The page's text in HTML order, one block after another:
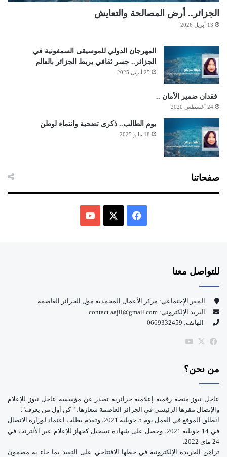
الجزائر.. أرض المصالحة والتعايش
13 أبريل 2026
المهرجان الدولي للموسيقى السمفونية في
الجزائر.. جسر ثقافي يربط الجزائر بالعالم
25 أبريل 2025
فقدان ضمير الأمان ..
24 أغسطس 2020
يوم الطالب.. ذكرى تضحية وانتماء لوطن
18 مايو 2025
صفحاتنا
و
ك
للتواصل معنا
المقر الإجتماعي: مركز الأعمال المحمدية مول الجزائر العاصمة.
البريد الإلكتروني: contact.aajil@gmail.com
الهاتف: 0669332459
فيسبوك
‫X
من نحن؟
عاجل نيوز منصة رقمية إعلامية جزائرية تصدر عن مؤسسة عاجل نيوز للإعلام
والإتصال مقرها الرئيسي في الجزائر العاصمة شعارها: " كن أول من يعرف".
انطلق الموقع في العمل يوم 5 جويلية 2021، وتقدم بطلب اعتماد لوزارة الاتصال
في 14 جويلية 2021، وحصل على شهادة تسجيل كجهاز للإعلام عبر الأنترنت في
24 ماي 2022.
تراهن الجريدة الإلكترونية في خطها الافتتاحي على التقيد بما جاء به مضمون